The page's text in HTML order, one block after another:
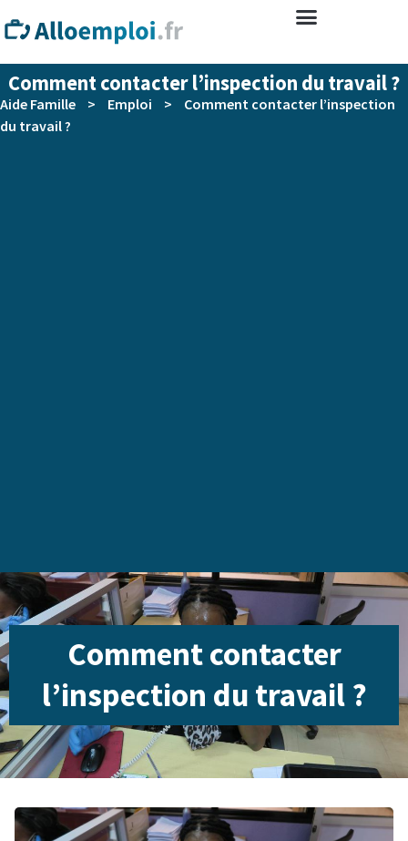
Comment contacter l’inspection du travail ?
Aide Famille > Emploi >
Comment contacter l’inspection
du travail ?
Comment contacter
l’inspection du travail ?